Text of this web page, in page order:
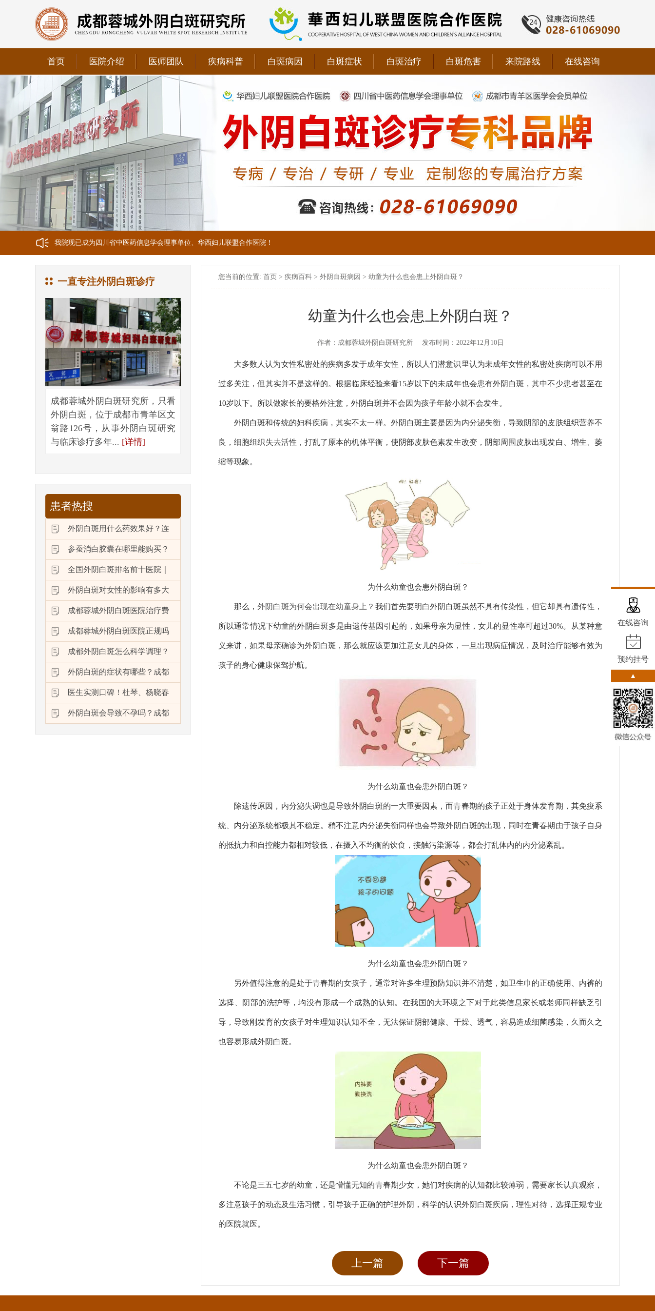
首页 医院介绍 医师团队 疾病科普 白斑病因 白斑症状 白斑治疗 白斑危害 来院路线 在线咨询
我院正式获选为四川省第二中医医院、成都第三人民医院双向转诊单位，强强联手为更多患者提供专业诊疗！
我院位于成都市青羊区文翁路126号，联系电话：028-61069090；警惕虚假广告，坚持正规医院就诊
我院现已成为四川省中医药信息学会理事单位、华西妇儿联盟合作医院！
我院正式获选为四川省第二中医医院、成都第三人民医院双向转诊单位，强强联手为更多患者提供专业诊疗！
我院位于成都市青羊区文翁路126号，联系电话：028-61069090；警惕虚假广告，坚持正规医院就诊
一直专注外阴白斑诊疗
成都蓉城外阴白斑研究所，只看
外阴白斑，位于成都市青羊区文
翁路126号，从事外阴白斑研究
与临床诊疗多年... [详情]
患者热搜
外阴白斑用什么药效果好？连
参蚕消白胶囊在哪里能购买？
全国外阴白斑排名前十医院｜
外阴白斑对女性的影响有多大
成都蓉城外阴白斑医院治疗费
成都蓉城外阴白斑医院正规吗
成都外阴白斑怎么科学调理？
外阴白斑的症状有哪些？成都
医生实测口碑！杜琴、杨晓春
外阴白斑会导致不孕吗？成都
您当前的位置: 首页 > 疾病百科 > 外阴白斑病因 > 幼童为什么也会患上外阴白斑？
幼童为什么也会患上外阴白斑？
作者：成都蓉城外阴白斑研究所 发布时间：2022年12月10日
大多数人认为女性私密处的疾病多发于成年女性，所以人们潜意识里认为未成年女性的私密处疾病可以不用
过多关注，但其实并不是这样的。根据临床经验来看15岁以下的未成年也会患有外阴白斑，其中不少患者甚至在
10岁以下。所以做家长的要格外注意，外阴白斑并不会因为孩子年龄小就不会发生。
外阴白斑和传统的妇科疾病，其实不太一样。外阴白斑主要是因为内分泌失衡，导致阴部的皮肤组织营养不
良，细胞组织失去活性，打乱了原本的机体平衡，使阴部皮肤色素发生改变，阴部周围皮肤出现发白、增生、萎
缩等现象。
为什么幼童也会患外阴白斑？
那么，外阴白斑为何会出现在幼童身上？ 我们首先要明白外阴白斑虽然不具有传染性，但它却具有遗传性，
所以通常情况下幼童的外阴白斑多是由遗传基因引起的，如果母亲为显性，女儿的显性率可超过30%。从某种意
义来讲，如果母亲确诊为外阴白斑，那么就应该更加注意女儿的身体，一旦出现病症情况，及时治疗能够有效为
孩子的身心健康保驾护航。
为什么幼童也会患外阴白斑？
除遗传原因，内分泌失调也是导致外阴白斑的一大重要因素，而青春期的孩子正处于身体发育期，其免疫系
统、内分泌系统都极其不稳定。稍不注意内分泌失衡同样也会导致外阴白斑的出现，同时在青春期由于孩子自身
的抵抗力和自控能力都相对较低，在摄入不均衡的饮食，接触污染源等，都会打乱体内的内分泌紊乱。
为什么幼童也会患外阴白斑？
另外值得注意的是处于青春期的女孩子，通常对许多生理预防知识并不清楚，如卫生巾的正确使用、内裤的
选择、阴部的洗护等，均没有形成一个成熟的认知。在我国的大环境之下对于此类信息家长或老师同样缺乏引
导，导致刚发育的女孩子对生理知识认知不全，无法保证阴部健康、干燥、透气，容易造成细菌感染，久而久之
也容易形成外阴白斑。
为什么幼童也会患外阴白斑？
不论是三五七岁的幼童，还是懵懂无知的青春期少女，她们对疾病的认知都比较薄弱，需要家长认真观察，
多注意孩子的动态及生活习惯，引导孩子正确的护理外阴，科学的认识外阴白斑疾病，理性对待，选择正规专业
的医院就医。
上一篇 下一篇
在线咨询
预约挂号
▲